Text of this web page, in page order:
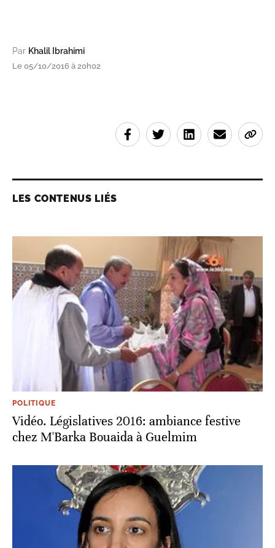
Par Khalil Ibrahimi
Le 05/10/2016 à 20h02
LES CONTENUS LIÉS
POLITIQUE
Vidéo. Législatives 2016: ambiance festive
chez M'Barka Bouaida à Guelmim